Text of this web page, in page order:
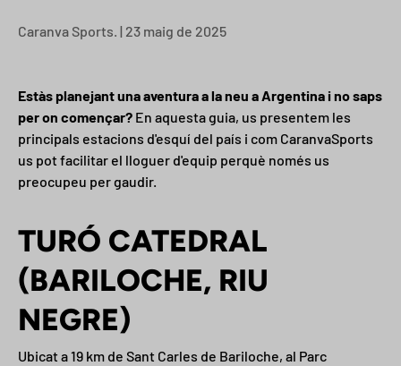
Caranva Sports. | 23 maig de 2025
Estàs planejant una aventura a la neu a Argentina i no saps
per on començar? En aquesta guia, us presentem les
principals estacions d'esquí del país i com CaranvaSports
us pot facilitar el lloguer d'equip perquè només us
preocupeu per gaudir.
TURÓ CATEDRAL
(BARILOCHE, RIU
NEGRE)
Ubicat a 19 km de Sant Carles de Bariloche, al Parc